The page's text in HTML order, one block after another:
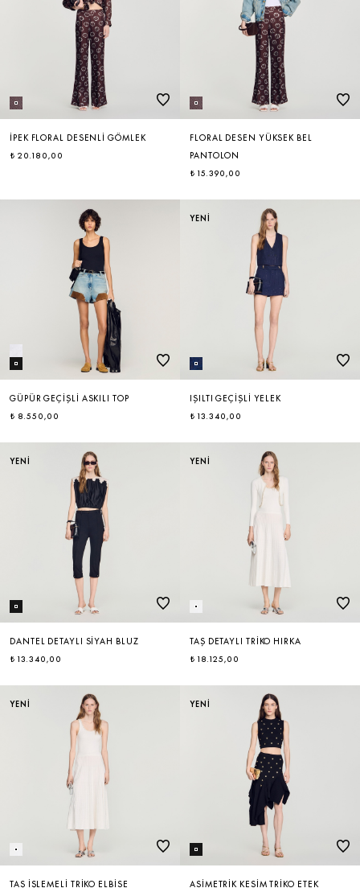
İPEK FLORAL DESENLI GÖMLEK
₺ 20.180,00
FLORAL DESEN YÜKSEK BEL
PANTOLON
₺ 15.390,00
GÜPÜR GEÇIŞLI ASKILI TOP
₺ 8.550,00
YENİ
IŞILTI GEÇIŞLI YELEK
₺ 13.340,00
YENİ
DANTEL DETAYLI SIYAH BLUZ
₺ 13.340,00
YENİ
TAŞ DETAYLI TRIKO HIRKA
₺ 18.125,00
YENİ
TAŞ İŞLEMELI TRIKO ELBISE
YENİ
ASIMETRIK KESIM TRIKO ETEK